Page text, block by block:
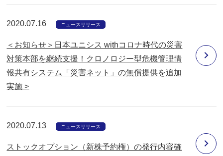
2020.07.16 ニュースリリース
＜お知らせ＞日本ユニシス withコロナ時代の災害
対策本部を継続支援！クロノロジー型危機管理情
報共有システム「災害ネット」の無償提供を追加
実施 >
2020.07.13 ニュースリリース
ストックオプション（新株予約権）の発行内容確